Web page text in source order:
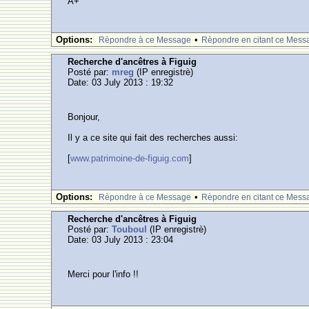
Options: Rèpondre à ce Message • Rèpondre en citant ce
Recherche d'ancêtres à Figuig
Posté par: mreg (IP enregistrè)
Date: 03 July 2013 : 19:32
Bonjour,
Il y a ce site qui fait des recherches aussi:
[www.patrimoine-de-figuig.com]
Options: Rèpondre à ce Message • Rèpondre en citant ce
Recherche d'ancêtres à Figuig
Posté par:Touboul (IP enregistrè)
Date: 03 July 2013 : 23:04
Merci pour l'info !!